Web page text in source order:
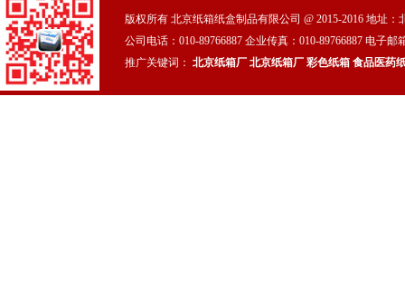
版权所有 北京纸箱纸盒制品有限公司 @ 2015-2016 地址
公司电话：010-89766887 企业传真：010-89766887 电子邮
推广关键词： 北京纸箱厂 北京纸箱厂 彩色纸箱 食品医药